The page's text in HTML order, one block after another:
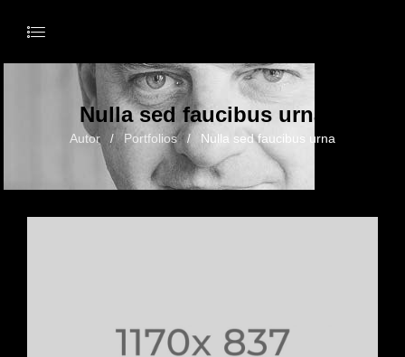
Nulla sed faucibus urna
Autor / Portfolios / Nulla sed faucibus urna